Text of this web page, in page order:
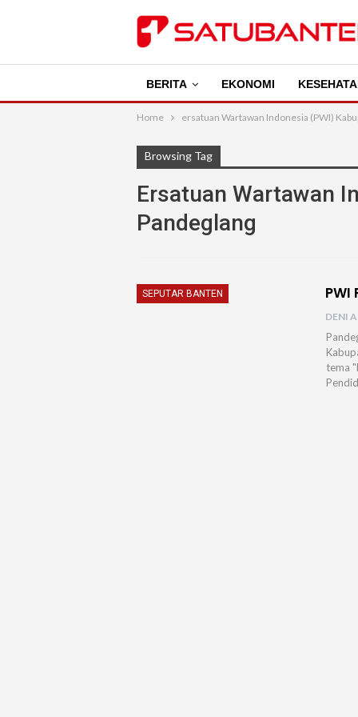
BERITA EKONOMI
Home ersatuan Wartawan Indonesia (PWI)
Browsing Tag
Ersatuan Wartawan
Pandeglang
SEPUTAR BANTEN PWI
DENI
tema